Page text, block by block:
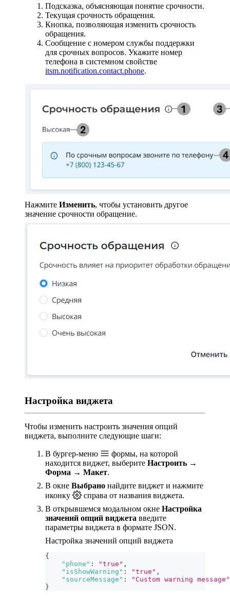
Подсказка, объясняющая понятие срочности.
Текущая срочность обращения.
Кнопка, позволяющая изменить срочность
обращения.
Сообщение с номером службы поддержки
для срочных вопросов. Укажите номер
телефона в системном свойстве
itsm.notification.contact.phone.
Нажмите Изменить, чтобы установить другое
значение срочности обращение.
Настройка виджета
Чтобы изменить настроить значения опций
виджета, выполните следующие шаги:
В бургер-меню
формы, на которой
находится виджет, выберите Настроить →
Форма → Макет.
В окне Выбрано найдите виджет и нажмите
иконку
справа от названия виджета.
В открывшемся модальном окне Настройка
значений опций виджета введите
параметры виджета в формате JSON.
Настройка значений опций виджета
{
"phone" : "true" ,
"isShowWarning" : "true" ,
"sourceMessage" :
"Custom warning message"
}